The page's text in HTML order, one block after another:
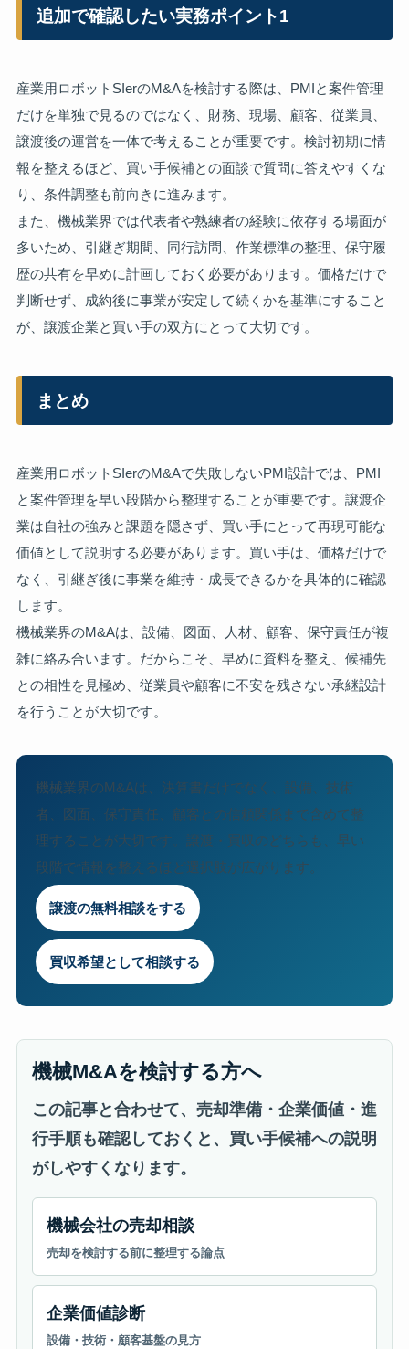
追加で確認したい実務ポイント1
産業用ロボットSIerのM&Aを検討する際は、PMIと案件管理
だけを単独で見るのではなく、財務、現場、顧客、従業員、
譲渡後の運営を一体で考えることが重要です。検討初期に情
報を整えるほど、買い手候補との面談で質問に答えやすくな
り、条件調整も前向きに進みます。
また、機械業界では代表者や熟練者の経験に依存する場面が
多いため、引継ぎ期間、同行訪問、作業標準の整理、保守履
歴の共有を早めに計画しておく必要があります。価格だけで
判断せず、成約後に事業が安定して続くかを基準にすること
が、譲渡企業と買い手の双方にとって大切です。
まとめ
産業用ロボットSIerのM&Aで失敗しないPMI設計では、PMI
と案件管理を早い段階から整理することが重要です。譲渡企
業は自社の強みと課題を隠さず、買い手にとって再現可能な
価値として説明する必要があります。買い手は、価格だけで
なく、引継ぎ後に事業を維持・成長できるかを具体的に確認
します。
機械業界のM&Aは、設備、図面、人材、顧客、保守責任が複
雑に絡み合います。だからこそ、早めに資料を整え、候補先
との相性を見極め、従業員や顧客に不安を残さない承継設計
を行うことが大切です。
機械業界のM&Aは、決算書だけでなく、設備、技術
者、図面、保守責任、顧客との信頼関係まで含めて整
理することが大切です。譲渡・買収のどちらも、早い
段階で情報を整えるほど選択肢が広がります。
譲渡の無料相談をする
買収希望として相談する
機械M&Aを検討する方へ
この記事と合わせて、売却準備・企業価値・進
行手順も確認しておくと、買い手候補への説明
がしやすくなります。
機械会社の売却相談
売却を検討する前に整理する論点
企業価値診断
設備・技術・顧客基盤の見方